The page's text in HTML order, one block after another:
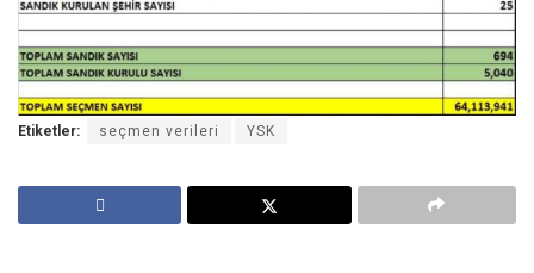
Etiketler: seçmen verileri YSK